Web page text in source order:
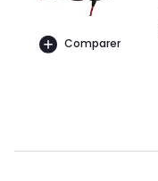
Comparer